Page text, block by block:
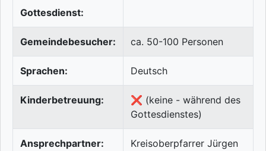
Gottesdienst:
Gemeindebesucher: ca. 50-100 Personen
Sprachen: Deutsch
Kinderbetreuung:
❌ (keine - während des
Gottesdienstes)
Ansprechpartner:
Kreisoberpfarrer Jürgen